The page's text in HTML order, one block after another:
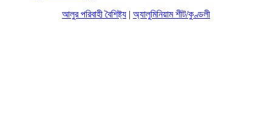
আলুর পরিবাহী বৈশিষ্ট্য | অ্যালুমিনিয়াম শীট/কুণ্ডলী